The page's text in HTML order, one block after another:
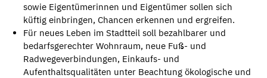
sowie Eigentümerinnen und Eigentümer sollen sich
küftig einbringen, Chancen erkennen und ergreifen.
Für neues Leben im Stadtteil soll bezahlbarer und
bedarfsgerechter Wohnraum, neue Fuß- und
Radwegeverbindungen, Einkaufs- und
Aufenthaltsqualitäten unter Beachtung ökologische und